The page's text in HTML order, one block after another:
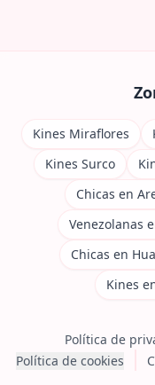
Kines Miraflores
Kines Surco
Chicas en
Venezolanas
Chicas en
Kines
Política de
Política de cookies